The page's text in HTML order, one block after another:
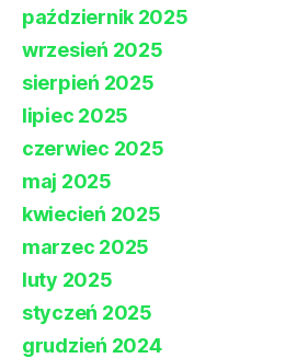
październik 2025
wrzesień 2025
sierpień 2025
lipiec 2025
czerwiec 2025
maj 2025
kwiecień 2025
marzec 2025
luty 2025
styczeń 2025
grudzień 2024